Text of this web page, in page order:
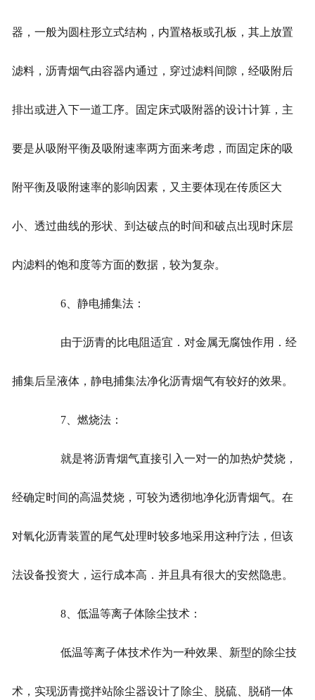
器，一般为圆柱形立式结构，内置格板或孔板，其上放置
滤料，沥青烟气由容器内通过，穿过滤料间隙，经吸附后
排出或进入下一道工序。固定床式吸附器的设计计算，主
要是从吸附平衡及吸附速率两方面来考虑，而固定床的吸
附平衡及吸附速率的影响因素，又主要体现在传质区大
小、透过曲线的形状、到达破点的时间和破点出现时床层
内滤料的饱和度等方面的数据，较为复杂。
6、静电捕集法：
由于沥青的比电阻适宜．对金属无腐蚀作用．经
捕集后呈液体，静电捕集法净化沥青烟气有较好的效果。
7、燃烧法：
就是将沥青烟气直接引入一对一的加热炉焚烧，
经确定时间的高温焚烧，可较为透彻地净化沥青烟气。在
对氧化沥青装置的尾气处理时较多地采用这种疗法，但该
法设备投资大，运行成本高．并且具有很大的安然隐患。
8、低温等离子体除尘技术：
低温等离子体技术作为一种效果、新型的除尘技
术，实现沥青搅拌站除尘器设计了除尘、脱硫、脱硝一体